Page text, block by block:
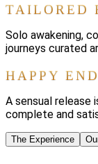
TAILORED
Solo awakening,
journeys curated
HAPPY
A sensual release
complete and
The Experience